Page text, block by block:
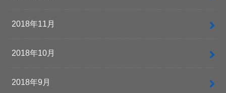
2018年11月
2018年10月
2018年9月